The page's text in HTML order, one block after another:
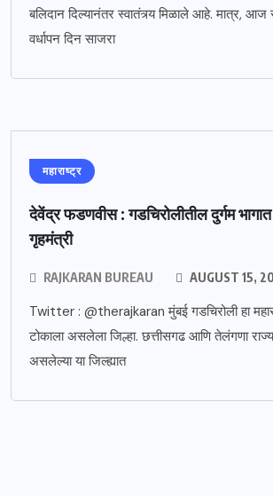
बलिदान दिल्यानंतर स्वातंत्र्य मिळाले आहे. मात्र, आज
वर्धापन दिन साजरा
महाराष्ट्र
देवेंद्र फडणवीस : गडचिरोलीतील दुर्गम
गृहमंत्री
RAJKARAN BUREAU AUGUST 15,
Twitter : @therajkaran मुंबई गडचिरोली हा
टोकाला असलेला जिल्हा. छत्तीसगढ आणि तेलंगणा
असलेल्या या जिल्ह्यात